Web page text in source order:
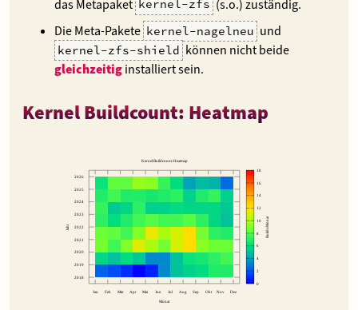
das Metapaket kernel-zfs (s.o.) zuständig.
Die Meta-Pakete kernel-nagelneu und
kernel-zfs-shield können nicht beide
gleichzeitiginstalliert sein.
Kernel Buildcount: Heatmap